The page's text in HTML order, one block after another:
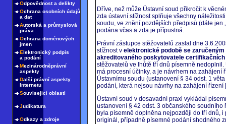
Odpovědnost a delikty
Ochrana osobních údajů
a dat
Autorská a průmyslová
práva
Ochrana doménových
jmen
Elektronický podpis
a podání
Mezinárodněprávní
aspekty
Další právní aspekty
Internetu
Související oblasti
Judikatura
Odkazy a zdroje
Dříve, než může Ústavní soud přikročit k
zda ústavní stížnost splňuje všechny
soudu, ve znění pozdějších předpisů (dále jen
podána včas a zda je přípustná.
Právní zástupce stěžovatelů zaslal dne
stížnost v elektronické podobě se
akreditovaného poskytovatele certifikačních
stěžovatelů ve lhůtě tří dnů písemně
má procesní účinky, a je návrhem na
Ústavnímu soudu (ustanovení § 34 odst. 1
podání, která nejsou návrhy na zahájení
Ústavní soud v dosavadní praxi vykládal
ustanovení § 42 odst. 3 občanského
byla písemně doplněna nejpozději do tří dnů,
originál, případně písemné podání shodného